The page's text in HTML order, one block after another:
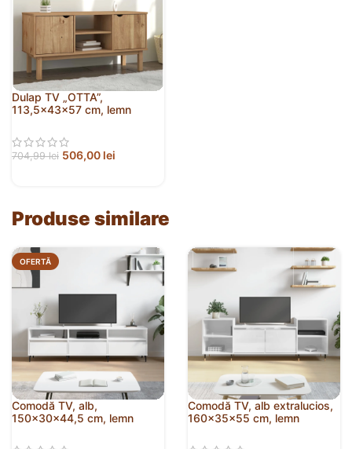
Dulap TV „OTTA”,
113,5x43x57 cm, lemn
704,99lei 506,00 lei
Produse similare
OFERTĂ
Comodă TV, alb,
150x30x44,5 cm, lemn
Comodă TV, alb extralucios,
160x35x55 cm, lemn